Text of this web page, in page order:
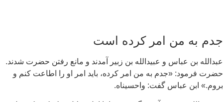
به من امر کرده است
بن عباس و عبيدالله بن زبير آمدند و مانع رفتن حضرت شدند.
فرمود: «جدم به من امر كرده، بايد امر او را اطاعت كنم و
ابن عباس گفت: واحسيناه.